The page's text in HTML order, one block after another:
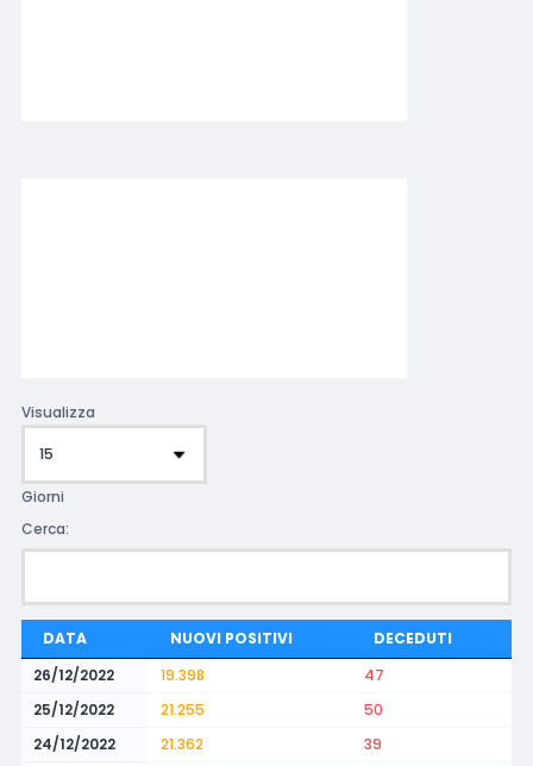
Visualizza
Giorni
Cerca:
DATA NUOVI POSITIVI
DECEDUTI
26/12/2022
19.398
47
25/12/2022
21.255
50
24/12/2022
21.362
39